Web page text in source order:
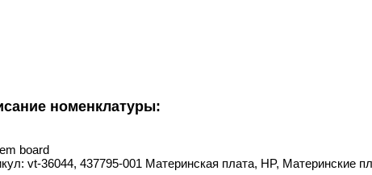
номенклатуры:
board
vt-36044, 437795-001 Материнская плата, HP, Материнские